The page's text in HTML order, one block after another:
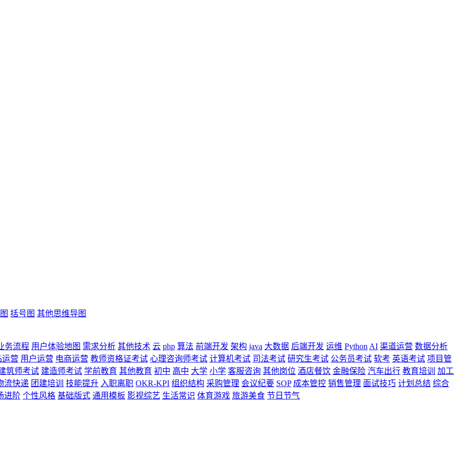
括号图 其他思维导图
务流程 用户体验地图 需求分析 其他技术 云 php 算法 前端开发 架构 java 大数据 后端开发 运维 Python AI 渠道运营 数据分析
运营 用户运营 电商运营 教师资格证考试 心理咨询师考试 计算机考试 司法考试 研究生考试 公务员考试 软考 英语考试 项目管
筑师考试 建造师考试 学前教育 其他教育 初中 高中 大学 小学 客服咨询 其他岗位 酒店餐饮 金融保险 汽车出行 教育培训
加工
流快递 团建培训 技能提升 入职离职 OKR-KPI 组织结构 采购管理 会议纪要 SOP 成本管控 销售管理 面试技巧 计划总结 综合
进阶 个性风格 基础版式 通用模板 影视综艺 生活常识 体育游戏 旅游美食 节日节气